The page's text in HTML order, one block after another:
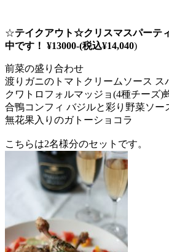
☆テイクアウト☆クリスマスパーテ
中です！ ¥13000-(税込¥14,040)
前菜の盛り合わせ
渡りガニのトマトクリームソース ス
クワトロフォルマッジョ(4種チーズ)
合鴨コンフィ バジルと彩り野菜ソー
無花果入りのガトーショコラ
こちらは2名様分のセットです。